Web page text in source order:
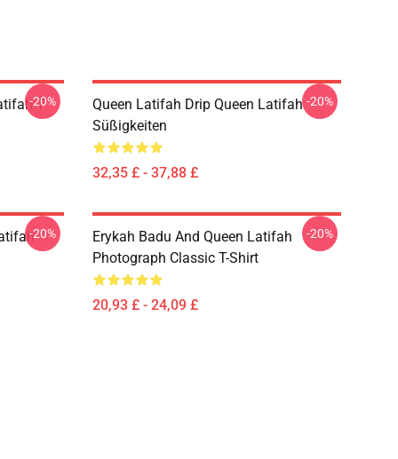
T-
-20%
Queen Latifah Drip Queen Latifah
Süßigkeiten
32,35 £ - 37,88 £
-20%
-20%
Erykah Badu And Queen Latifah
Photograph Classic T-Shirt
20,93 £ - 24,09 £
-20%